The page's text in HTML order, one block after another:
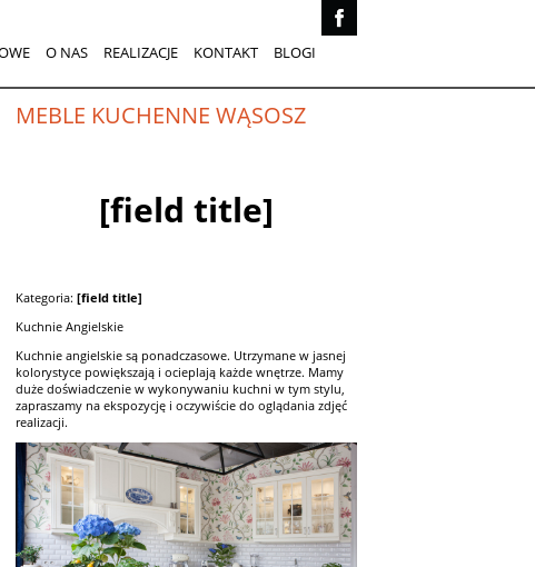
O NAS REALIZACJE KONTAKT BLOGI
MEBLE KUCHENNE WĄSOSZ
[field title]
Kategoria: [field title]
Kuchnie Angielskie
Kuchnie angielskie są ponadczasowe. Utrzymane w jasnej
kolorystyce powiększają i ocieplają każde wnętrze. Mamy
duże doświadczenie w wykonywaniu kuchni w tym stylu,
zapraszamy na ekspozycję i oczywiście do oglądania zdjęć
realizacji.